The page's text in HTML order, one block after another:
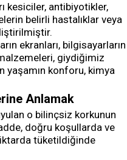
kesiciler, antibiyotikler,
belirli hastalıklar veya
ekranları, bilgisayarların
malzemeleri, giydiğimiz
yaşamın konforu, kimya
Anlamak
o bilinçsiz korkunun
doğru koşullarda ve
tüketildiğinde